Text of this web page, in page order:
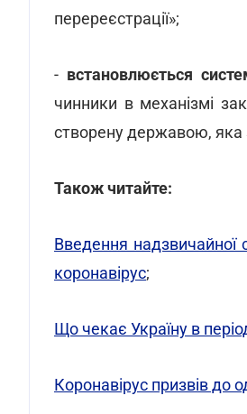
перереєстрації»;
- встановлюється
чинники в механізмі
створену державою, яка
Також читайте:
Введення надзвичайної
коронавірус;
Що чекає Україну в
Коронавірус призвів до